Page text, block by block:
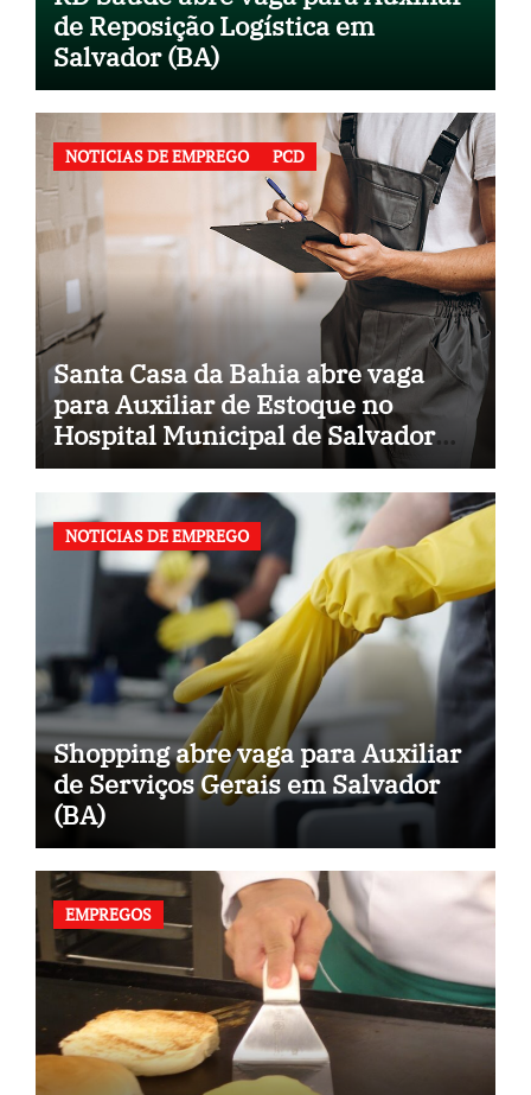
de Reposição Logística em
Salvador (BA)
NOTICIAS DE EMPREGO PCD
Santa Casa da Bahia abre vaga
para Auxiliar de Estoque no
Hospital Municipal de Salvador
(BA)
NOTICIAS DE EMPREGO
Shopping abre vaga para Auxiliar
de Serviços Gerais em Salvador
(BA)
EMPREGOS